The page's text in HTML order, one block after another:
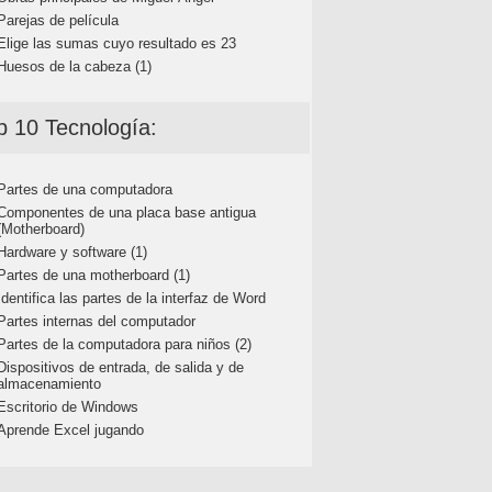
de película
las sumas cuyo resultado es 23
de la cabeza (1)
10 Tecnología:
de una computadora
de una placa base antigua
y software (1)
de una motherboard (1)
las partes de la interfaz de Word
internas del computador
de la computadora para niños (2)
de entrada, de salida y de
de Windows
Excel jugando